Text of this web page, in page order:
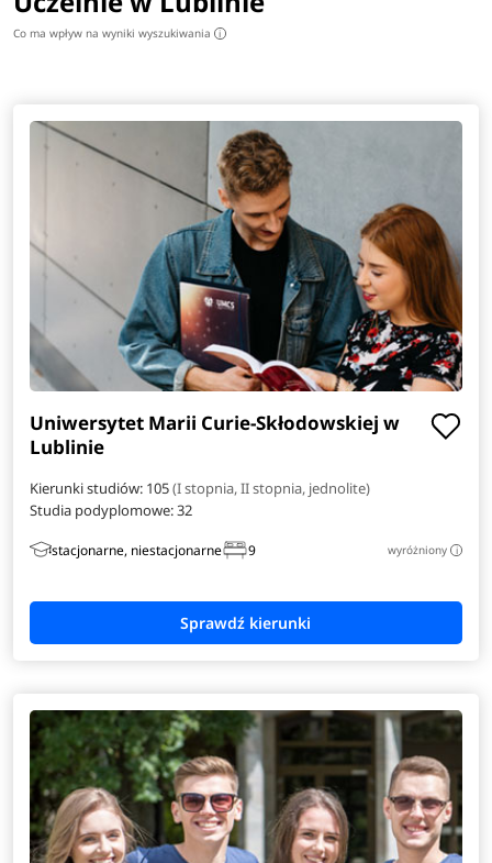
Co ma wpływ na wyniki wyszukiwania i
Uniwersytet Marii Curie-Skłodowskiej w
Lublinie
Kierunki studiów: 105(I stopnia, II stopnia, jednolite)
Studia podyplomowe:32
stacjonarne, niestacjonarne 9 wyróżniony i